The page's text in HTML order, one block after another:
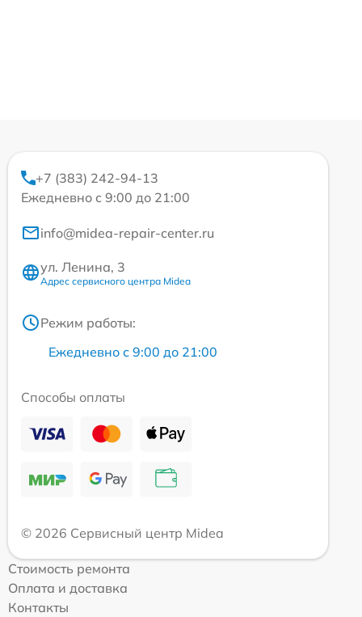
+7 (383) 242-94-13
Ежедневно с 9:00 до 21:00
info@midea-repair-center.ru
ул. Ленина, 3
Адрес сервисного центра Midea
Режим работы:
Ежедневно с 9:00 до 21:00
Способы оплаты
© 2026 Сервисный центр Midea
Стоимость ремонта
Оплата и доставка
Контакты